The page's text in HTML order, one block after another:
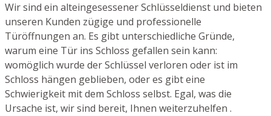
Wir sind ein alteingesessener Schlüsseldienst und bieten
unseren Kunden zügige und professionelle
Türöffnungen an. Es gibt unterschiedliche Gründe,
warum eine Tür ins Schloss gefallen sein kann:
womöglich wurde der Schlüssel verloren oder ist im
Schloss hängen geblieben, oder es gibt eine
Schwierigkeit mit dem Schloss selbst. Egal, was die
Ursache ist, wir sind bereit, Ihnen weiterzuhelfen .